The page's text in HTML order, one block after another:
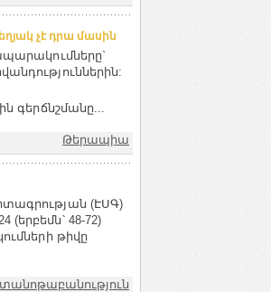
չէ դրա մասին
գերճնշմանը...
Թերապիա
(ԷՍԳ)
48-72)
թիվը